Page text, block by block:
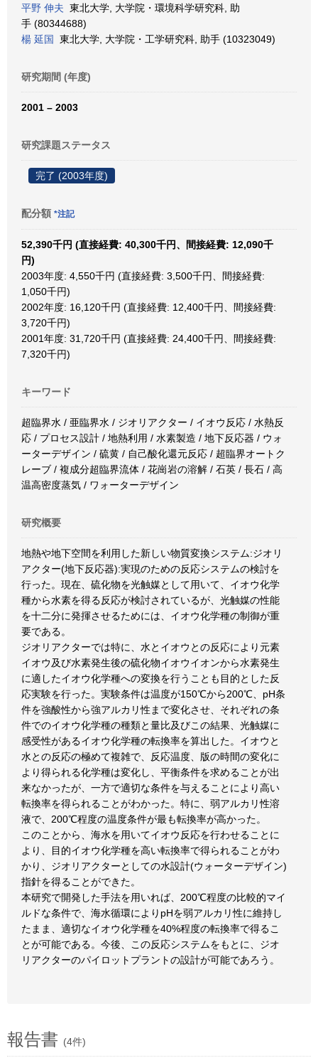
平野 伸夫 東北大学, 大学院・環境科学研究科, 助
手 (80344688)
楊 延国
東北大学, 大学院・工学研究科, 助手 (10323049)
研究期間 (年度)
2001 – 2003
研究課題ステータス
完了 (2003年度)
配分額 *注記
52,390千円 (直接経費: 40,300千円、間接経費: 12,090千
円)
2003年度: 4,550千円 (直接経費: 3,500千円、間接経費:
1,050千円)
2002年度: 16,120千円 (直接経費: 12,400千円、間接経費:
3,720千円)
2001年度: 31,720千円 (直接経費: 24,400千円、間接経費:
7,320千円)
キーワード
超臨界水 / 亜臨界水 / ジオリアクター / イオウ反応 / 水熱反
応 / プロセス設計 / 地熱利用 / 水素製造 / 地下反応器 / ウォ
ーターデザイン / 硫黄 / 自己酸化還元反応 / 超臨界オートク
レーブ / 複成分超臨界流体 / 花崗岩の溶解 / 石英 / 長石 / 高
温高密度蒸気 / ワォーターデザイン
研究概要
地熱や地下空間を利用した新しい物質変換システム:ジオリ
アクター(地下反応器):実現のための反応システムの検討を
行った。現在、硫化物を光触媒として用いて、イオウ化学
種から水素を得る反応が検討されているが、光触媒の性能
を十二分に発揮させるためには、イオウ化学種の制御が重
要である。
ジオリアクターでは特に、水とイオウとの反応により元素
イオウ及び水素発生後の硫化物イオウイオンから水素発生
に適したイオウ化学種への変換を行うことも目的とした反
応実験を行った。実験条件は温度が150℃から200℃、pH条
件を強酸性から強アルカリ性まで変化させ、それぞれの条
件でのイオウ化学種の種類と量比及びこの結果、光触媒に
感受性があるイオウ化学種の転換率を算出した。イオウと
水との反応の極めて複雑で、反応温度、版の時間の変化に
より得られる化学種は変化し、平衡条件を求めることが出
来なかったが、一方で適切な条件を与えることにより高い
転換率を得られることがわかった。特に、弱アルカリ性溶
液で、200℃程度の温度条件が最も転換率が高かった。
このことから、海水を用いてイオウ反応を行わせることに
より、目的イオウ化学種を高い転換率で得られることがわ
かり、ジオリアクターとしての水設計(ウォーターデザイン)
指針を得ることができた。
本研究で開発した手法を用いれば、200℃程度の比較的マイ
ルドな条件で、海水循環によりpHを弱アルカリ性に維持し
たまま、適切なイオウ化学種を40%程度の転換率で得るこ
とが可能である。今後、この反応システムをもとに、ジオ
リアクターのパイロットプラントの設計が可能であろう。
報告書 (4件)